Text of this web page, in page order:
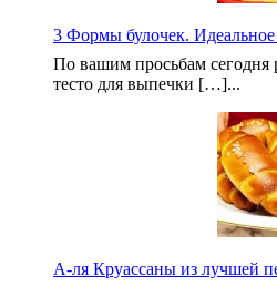
3 Формы булочек. Идеальное
По вашим просьбам сегодня
тесто для выпечки […]...
А-ля Круассаны из лучшей